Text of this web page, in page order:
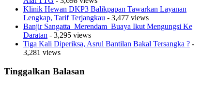
Klinik Hewan DKP3 Balikpapan Tawarkan Layanan
Lengkap, Tarif Terjangkau - 3,477 views
Banjir Sangatta Merendam Buaya Ikut Mengungsi Ke
Daratan - 3,295 views
Tiga Kali Diperiksa, Asrul Bantilan Bakal Tersangka ? -
3,281 views
Tinggalkan Balasan